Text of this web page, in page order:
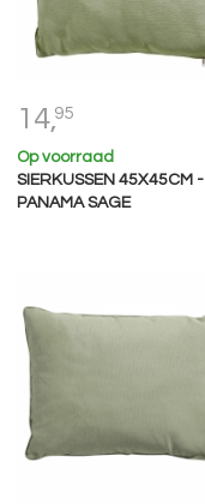
14,95
Op voorraad
SIERKUSSEN 45X45CM -
PANAMA SAGE